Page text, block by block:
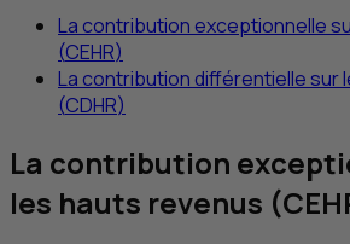
La contribution exceptionnelle
(CEHR)
La contribution différentielle sur
(CDHR)
La contribution
les hauts revenus (